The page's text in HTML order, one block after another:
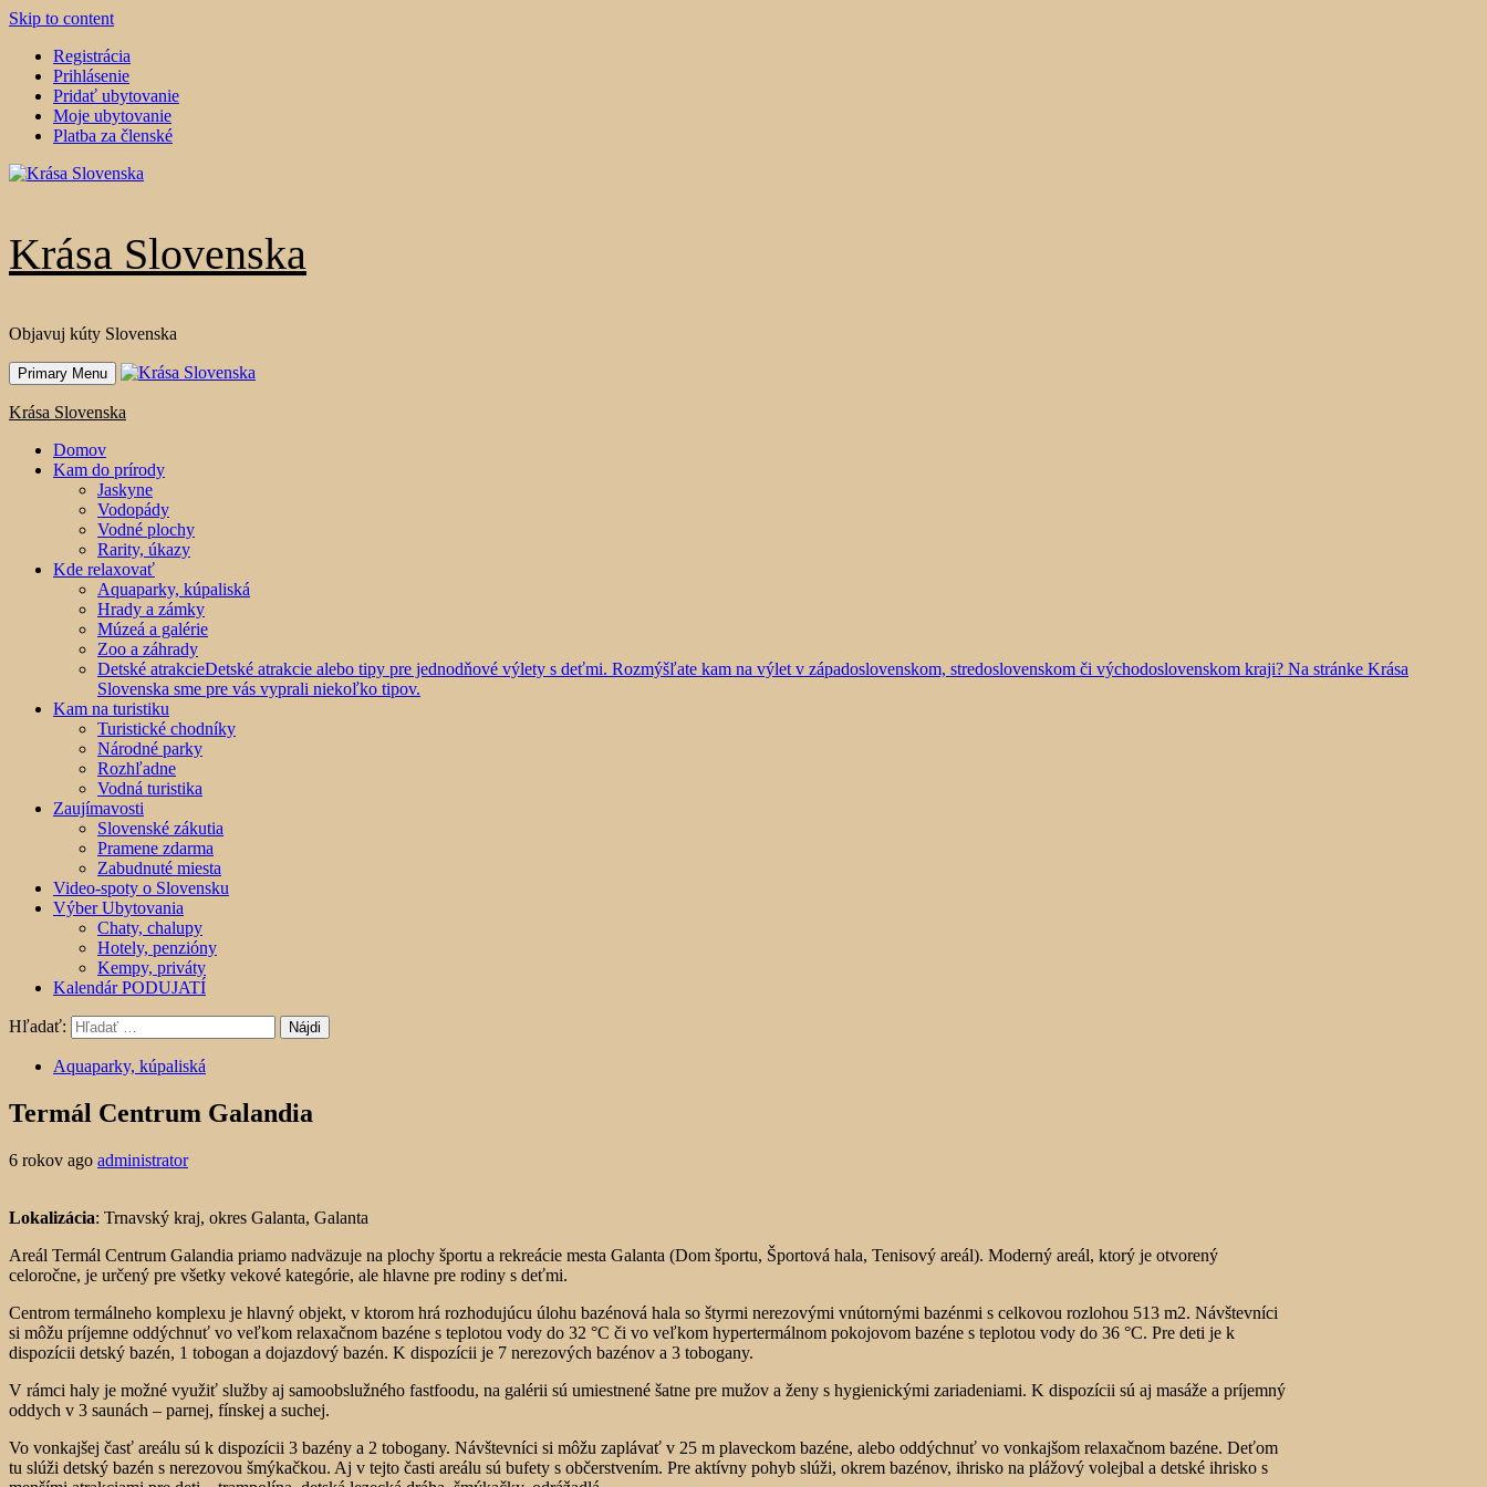
Skip to content
Registrácia
Prihlásenie
Pridať ubytovanie
Moje ubytovanie
Platba za členské
Krása Slovenska
Objavuj kúty Slovenska
Primary Menu
Krása Slovenska
Domov
Kam do prírody
Jaskyne
Vodopády
Vodné plochy
Rarity, úkazy
Kde relaxovať
Aquaparky, kúpaliská
Hrady a zámky
Múzeá a galérie
Zoo a záhrady
Detské atrakcieDetské atrakcie alebo tipy pre jednodňové výlety s deťmi. Rozmýšľate kam na výlet v západoslovenskom, stredoslovenskom či východoslovenskom kraji? Na stránke Krása
Slovenska sme pre vás vyprali niekoľko tipov.
Kam na turistiku
Turistické chodníky
Národné parky
Rozhľadne
Vodná turistika
Zaujímavosti
Slovenské zákutia
Pramene zdarma
Zabudnuté miesta
Video-spoty o Slovensku
Výber Ubytovania
Chaty, chalupy
Hotely, penzióny
Kempy, priváty
Kalendár PODUJATÍ
Hľadať:
Aquaparky, kúpaliská
Termál Centrum Galandia
6 rokov ago administrator
Lokalizácia: Trnavský kraj, okres Galanta, Galanta
Areál Termál Centrum Galandia priamo nadväzuje na plochy športu a rekreácie mesta Galanta (Dom športu, Športová hala, Tenisový areál). Moderný areál, ktorý je otvorený
celoročne, je určený pre všetky vekové kategórie, ale hlavne pre rodiny s deťmi.
Centrom termálneho komplexu je hlavný objekt, v ktorom hrá rozhodujúcu úlohu bazénová hala so štyrmi nerezovými vnútornými bazénmi s celkovou rozlohou 513 m2. Návštevníci
si môžu príjemne oddýchnuť vo veľkom relaxačnom bazéne s teplotou vody do 32 °C či vo veľkom hypertermálnom pokojovom bazéne s teplotou vody do 36 °C. Pre deti je k
dispozícii detský bazén, 1 tobogan a dojazdový bazén. K dispozícii je 7 nerezových bazénov a 3 tobogany.
V rámci haly je možné využiť služby aj samoobslužného fastfoodu, na galérii sú umiestnené šatne pre mužov a ženy s hygienickými zariadeniami. K dispozícii sú aj masáže a príjemný
oddych v 3 saunách – parnej, fínskej a suchej.
Vo vonkajšej časť areálu sú k dispozícii 3 bazény a 2 tobogany. Návštevníci si môžu zaplávať v 25 m plaveckom bazéne, alebo oddýchnuť vo vonkajšom relaxačnom bazéne. Deťom
tu slúži detský bazén s nerezovou šmýkačkou. Aj v tejto časti areálu sú bufety s občerstvením. Pre aktívny pohyb slúži, okrem bazénov, ihrisko na plážový volejbal a detské ihrisko s